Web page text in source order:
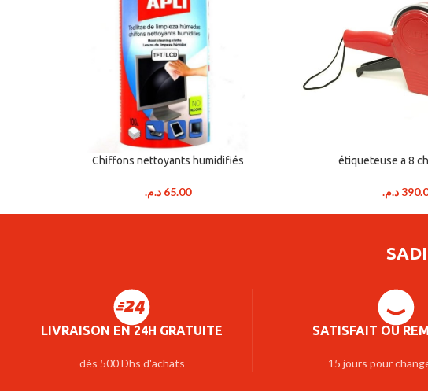
Chiffons nettoyants humidifiés
65.00 د.م.
étiqueteuse a 8
د.م.
LIVRAISON EN 24H GRATUITE
dès 500 Dhs d'achats
SATISFAIT OU
15 jours pour